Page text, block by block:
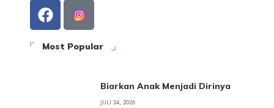
Most Popular
Biarkan Anak Menjadi Dirinya
JULI 24, 2026